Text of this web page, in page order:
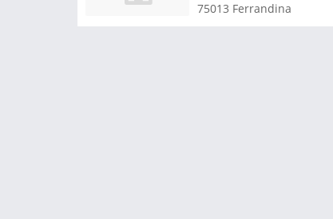
75013 Ferrandina